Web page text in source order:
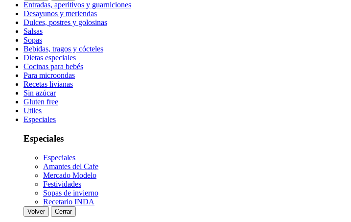
Entradas, aperitivos y guarniciones
Desayunos y meriendas
Dulces, postres y golosinas
Salsas
Sopas
Bebidas, tragos y cócteles
Dietas especiales
Cocinas para bebés
Para microondas
Recetas livianas
Sin azúcar
Gluten free
Utiles
Especiales
Especiales
Especiales
Amantes del Cafe
Mercado Modelo
Festividades
Sopas de invierno
Recetario INDA
Volver Cerrar